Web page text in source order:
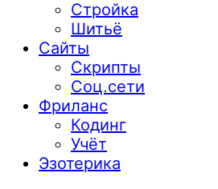
Стройка
Шитьё
Сайты
Скрипты
Соц.сети
Фриланс
Кодинг
Учёт
Эзотерика